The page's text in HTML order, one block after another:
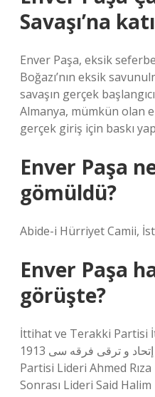
Savaşı’na
Enver Paşa, eksik
Boğazı’nın eksik
savaşın gerçek
Almanya, mümkün olan
gerçek giriş için baskı
Enver Paşa
gömüldü?
Abide-i Hürriyet Camii,
Enver Paşa
görüşte?
İttihat ve Terakki Partisi
إتحاد و ترقى فرقه‌‌ سی 1913 Öncesi İttihat ve Terakki
Partisi Lideri Ahmed
Sonrası Lideri Said Halim